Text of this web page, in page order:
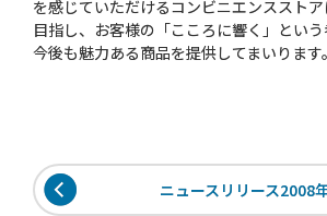
を感じていただけるコンビニエンススト
目指し、お客様の「こころに響く」という
今後も魅力ある商品を提供してまいります。
ニュースリリース2008